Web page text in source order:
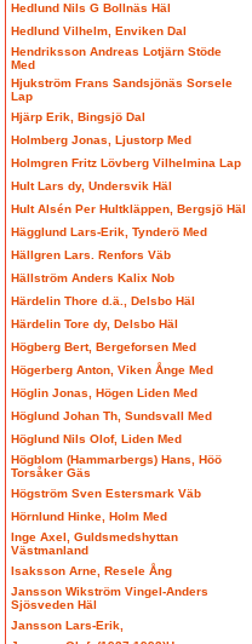
Hedlund Nils G Bollnäs Häl
Hedlund Vilhelm, Enviken Dal
Hendriksson Andreas Lotjärn Stöde
Med
Hjukström Frans Sandsjönäs Sorsele
Lap
Hjärp Erik, Bingsjö Dal
Holmberg Jonas, Ljustorp Med
Holmgren Fritz Lövberg Vilhelmina Lap
Hult Lars dy, Undersvik Häl
Hult Alsén Per Hultkläppen, Bergsjö Häl
Hägglund Lars-Erik, Tynderö Med
Hällgren Lars. Renfors Väb
Hällström Anders Kalix Nob
Härdelin Thore d.ä., Delsbo Häl
Härdelin Tore dy, Delsbo Häl
Högberg Bert, Bergeforsen Med
Högerberg Anton, Viken Ånge Med
Höglin Jonas, Högen Liden Med
Höglund Johan Th, Sundsvall Med
Höglund Nils Olof, Liden Med
Högblom (Hammarbergs) Hans, Höö
Torsåker Gäs
Högström Sven Estersmark Väb
Hörnlund Hinke, Holm Med
Inge Axel, Guldsmedshyttan
Västmanland
Isaksson Arne, Resele Ång
Jansson Wikström Vingel-Anders
Sjösveden Häl
Jansson Lars-Erik,